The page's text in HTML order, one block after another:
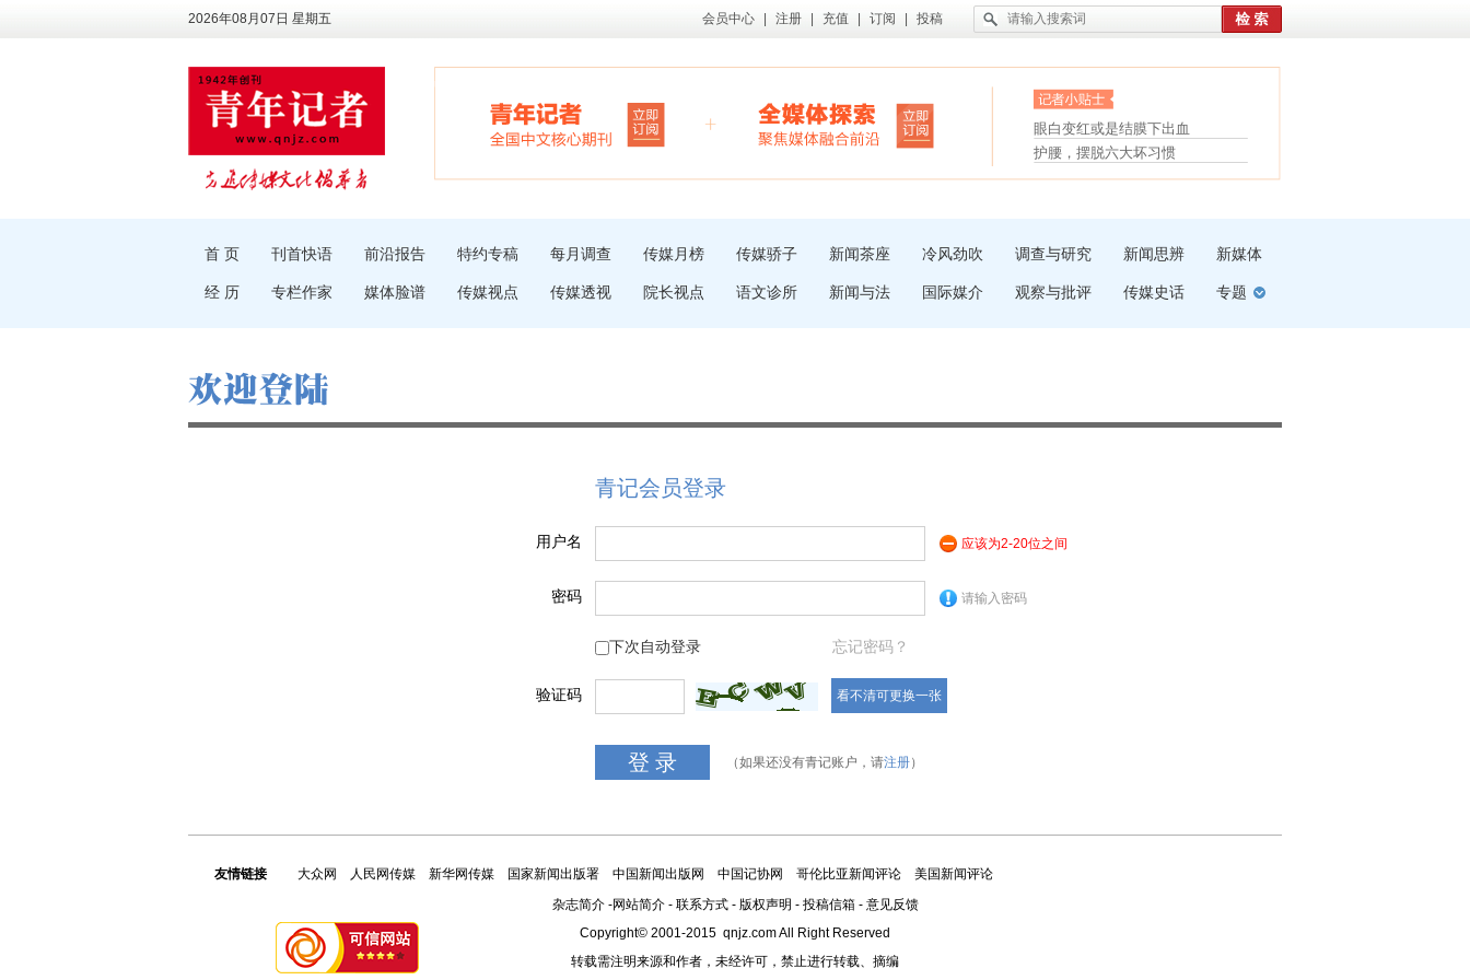
2026年08月07日 星期五 会员中心 注册 充值 订阅 投稿
眼白变红或是结膜下出血
“枝桠”“树桠”宜写成“枝...
夏天缓解疲劳有三招
护腰，摆脱六大坏习惯
受伤了冰敷还是热敷
首 页 刊首快语 前沿报告 特约专稿 每月调查 传媒月榜 传媒骄子 新闻茶座 冷风劲吹 调查与研究 新闻思辨 新媒体
经 历 专栏作家 媒体脸谱 传媒视点 传媒透视 院长视点 语文诊所 新闻与法 国际媒介 观察与批评 传媒史话 专题
青记会员登录
用户名 应该为2-20位之间
密码 请输入密码
下次自动登录 忘记密码？
验证码 看不清可更换一张
（如果还没有青记账户，请注册）
友情链接 大众网 人民网传媒 新华网传媒 国家新闻出版署 中国新闻出版网 中国记协网 哥伦比亚新闻评论
美国新闻评论
杂志简介-网站简介- 联系方式- 版权声明 - 投稿信箱- 意见反馈
Copyright© 2001-2015 qnjz.com All Right Reserved
转载需注明来源和作者，未经许可，禁止进行转载、摘编